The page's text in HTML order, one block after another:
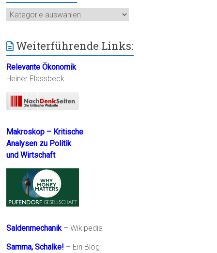
Kategorien
Weiterführende Links:
Relevante Ökonomik
Heiner Flassbeck
Makroskop – Kritische
Analysen zu Politik
und Wirtschaft
Saldenmechanik– Wikipedia
Samma, Schalke! – Ein Blog